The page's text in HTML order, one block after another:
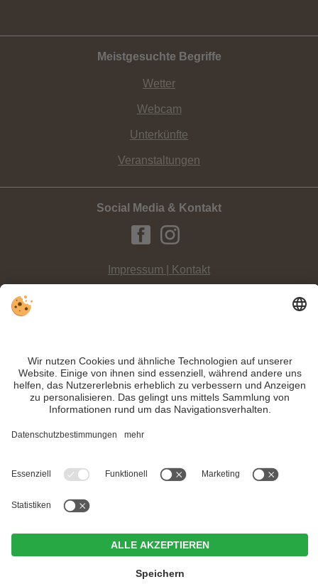
Hotel Weißes Rössl
Meistgesuchte Begriffe
Wetter
Webcam
Unterkünfte
Veranstaltungen
Social Media & Kontakt
Impressum | Kontakt
Entlang der alten Bahntrasse verläuft der abwechslungsreiche Radweg
auftreten. Wir übernehmen keine Gewähr für die Richtigkeit und Vollständigkeit
Informieren Sie sich sicherheitshalber nochmals beim Veranstalter vor Ort über